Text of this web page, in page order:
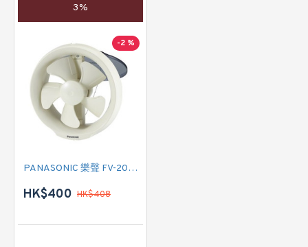
3%
-2 %
PANASONIC 樂聲 FV-20WU607 窗口式抽氣扇
HK$400 HK$408